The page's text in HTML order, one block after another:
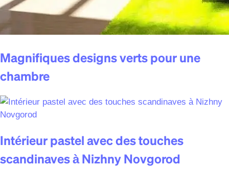
Magnifiques designs verts pour une
chambre
Intérieur pastel avec des touches
scandinaves à Nizhny Novgorod